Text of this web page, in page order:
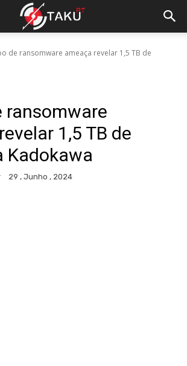
de ransomware ameaça revelar 1,5 TB de
ransomware
1,5 TB de
Kadokawa
29 , Junho , 2024